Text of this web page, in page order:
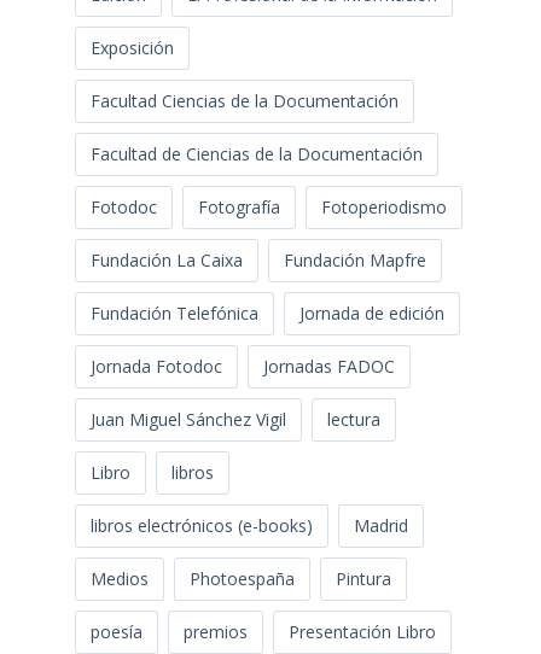
Exposición
Facultad Ciencias de la Documentación
Facultad de Ciencias de la Documentación
Fotodoc Fotografía Fotoperiodismo
Fundación La Caixa Fundación Mapfre
Fundación Telefónica Jornada de edición
Jornada Fotodoc Jornadas FADOC
Juan Miguel Sánchez Vigil lectura
Libro libros
libros electrónicos (e-books) Madrid
Medios Photoespaña Pintura
poesía premios Presentación Libro